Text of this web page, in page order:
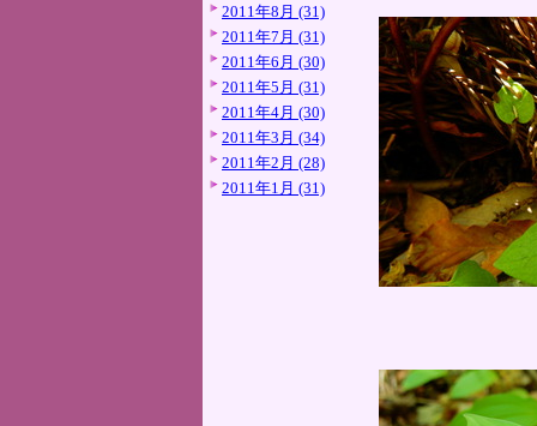
2011年8月 (31)
2011年7月 (31)
2011年6月 (30)
2011年5月 (31)
2011年4月 (30)
2011年3月 (34)
2011年2月 (28)
2011年1月 (31)